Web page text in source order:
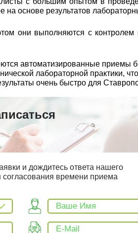
на основе результатов
они выполняются с контролем
автоматизированные
лабораторной практики,
очень быстро для
и дождитесь ответа нашего
согласования времени приема